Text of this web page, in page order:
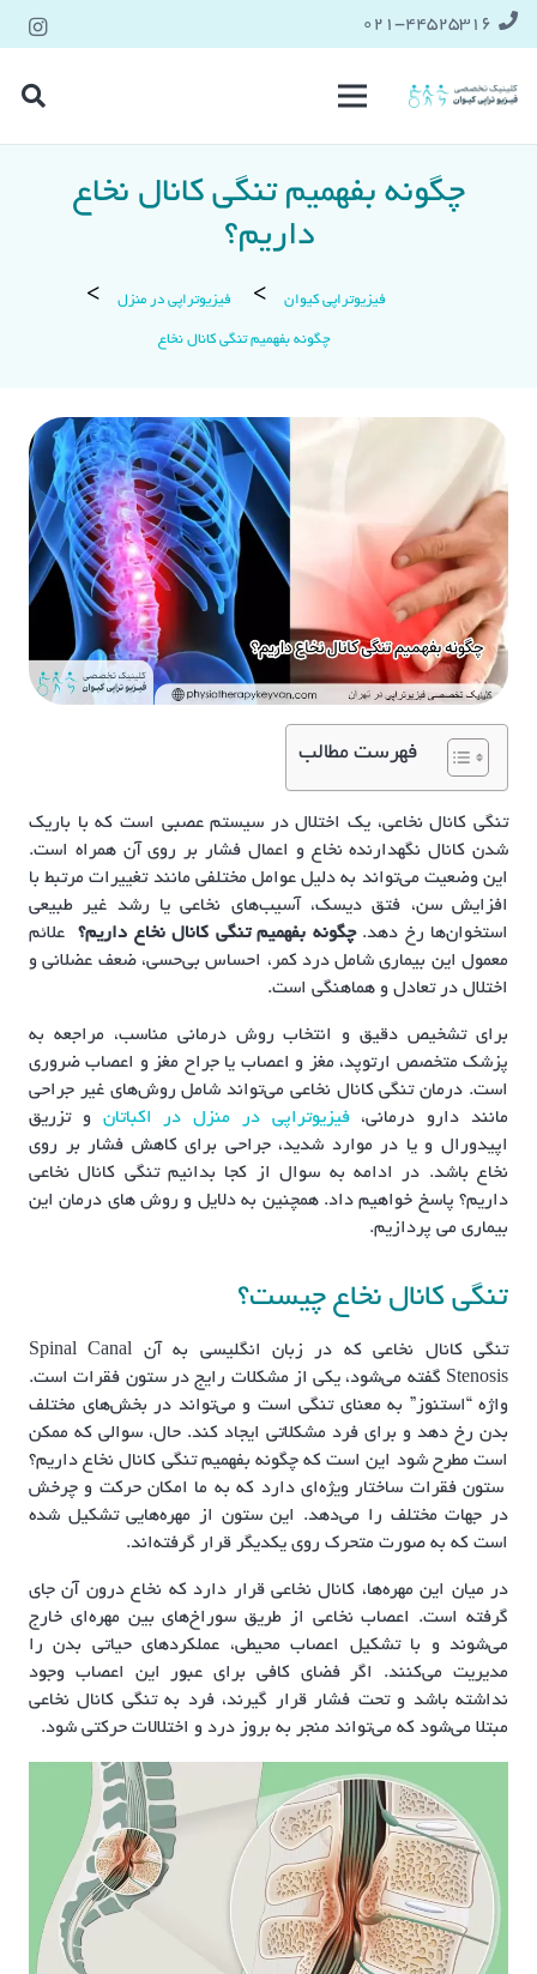
021-۴۴۵۲۵۳۱۶
چگونه بفهمیم تنگی کانال نخاع
داریم؟
فیزیوتراپی کیوان فیزیوتراپی در منزل
چگونه بفهمیم تنگی کانال نخاع
فهرست مطالب
تنگی کانال نخاعی، یک اختلال در سیستم عصبی است که با باریک
شدن کانال نگهدارنده نخاع و اعمال فشار بر روی آن همراه است.
این وضعیت می‌تواند به دلیل عوامل مختلفی مانند تغییرات مرتبط با
افزایش سن، فتق دیسک، آسیب‌های نخاعی یا رشد غیر طبیعی
استخوان‌ها رخ دهد.چگونه بفهمیم تنگی کانال نخاع داریم؟ علائم
معمول این بیماری شامل درد کمر، احساس بی‌حسی، ضعف عضلانی و
اختلال در تعادل و هماهنگی است.
برای تشخیص دقیق و انتخاب روش درمانی مناسب، مراجعه به
پزشک متخصص ارتوپد، مغز و اعصاب یا جراح مغز و اعصاب ضروری
است. درمان تنگی کانال نخاعی می‌تواند شامل روش‌های غیر جراحی
مانند دارو درمانی،فیزیوتراپی در منزل در اکباتان و تزریق
اپیدورال و یا در موارد شدید، جراحی برای کاهش فشار بر روی
نخاع باشد. در ادامه به سوال از کجا بدانیم تنگی کانال نخاعی
داریم؟ پاسخ خواهیم داد. همچنین به دلایل و روش های درمان این
بیماری می پردازیم.
تنگی کانال نخاع چیست؟
تنگی کانال نخاعی که در زبان انگلیسی به آن Spinal Canal
Stenosis گفته می‌شود، یکی از مشکلات رایج در ستون فقرات است.
واژه “استنوز” به معنای تنگی است و می‌تواند در بخش‌های مختلف
بدن رخ دهد و برای فرد مشکلاتی ایجاد کند. حال، سوالی که ممکن
است مطرح شود این است که چگونه بفهمیم تنگی کانال نخاع داریم؟
ستون فقرات ساختار ویژه‌ای دارد که به ما امکان حرکت و چرخش
در جهات مختلف را می‌دهد. این ستون از مهره‌هایی تشکیل شده
است که به صورت متحرک روی یکدیگر قرار گرفته‌اند.
در میان این مهره‌ها، کانال نخاعی قرار دارد که نخاع درون آن جای
گرفته است. اعصاب نخاعی از طریق سوراخ‌های بین مهره‌ای خارج
می‌شوند و با تشکیل اعصاب محیطی، عملکردهای حیاتی بدن را
مدیریت می‌کنند. اگر فضای کافی برای عبور این اعصاب وجود
نداشته باشد و تحت فشار قرار گیرند، فرد به تنگی کانال نخاعی
مبتلا می‌شود که می‌تواند منجر به بروز درد و اختلالات حرکتی شود.